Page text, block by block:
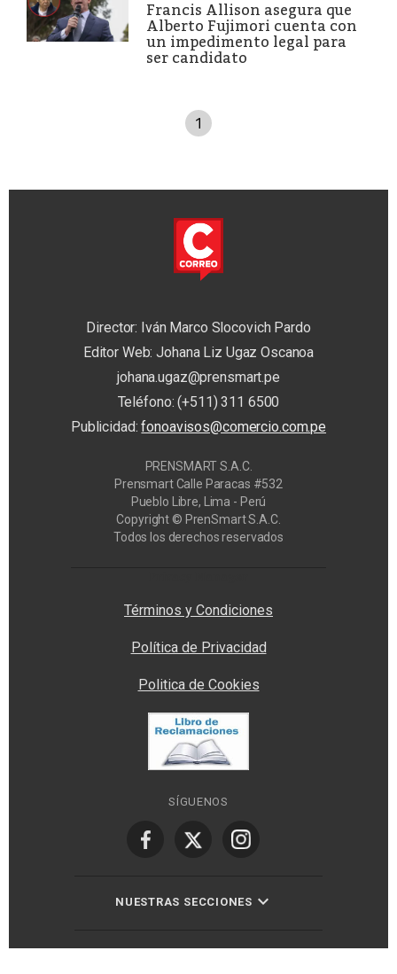
Francis Allison asegura que
Alberto Fujimori cuenta con
un impedimento legal para
ser candidato
1
Director: Iván Marco Slocovich Pardo
Editor Web: Johana Liz Ugaz Oscanoa
johana.ugaz@prensmart.pe
Teléfono: (+511) 311 6500
Publicidad:fonoavisos@comercio.com.pe
PRENSMART S.A.C.
Prensmart Calle Paracas #532
Pueblo Libre, Lima - Perú
Copyright © PrenSmart S.A.C.
Todos los derechos reservados
Términos y Condiciones
Política de Privacidad
Politica de Cookies
SÍGUENOS
NUESTRAS SECCIONES